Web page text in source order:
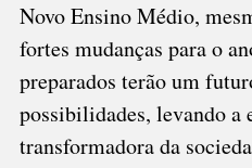
Novo Ensino Médio,
fortes mudanças para o
preparados terão um
possibilidades, levando a
transformadora da